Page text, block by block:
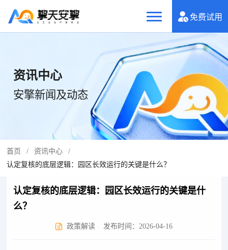
免费试用
资讯中心
安擎新闻及动态
首页 / 资讯中心
/
认定复核的底层逻辑：园区长效运行的关键是什么？
认定复核的底层逻辑：园区长效运行的关键是什
么？
政策解读 发布时间：2026-04-16